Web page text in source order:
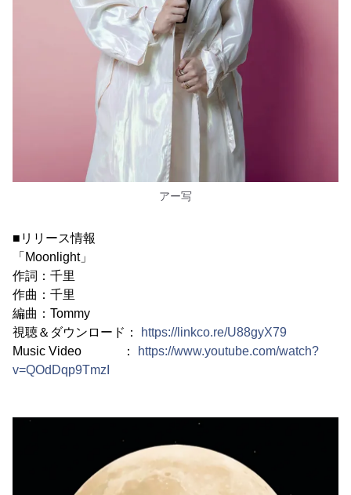
アー写
■リリース情報
「Moonlight」
作詞：千里
作曲：千里
編曲：Tommy
視聴＆ダウンロード：
https://linkco.re/U88gyX79
Music Video ：
https://www.youtube.com/watch?
v=QOdDqp9TmzI